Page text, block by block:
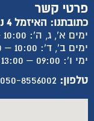
פרטי קשר
כתובתנו: האיזמל 4 נס ציונה
ימים א', ג, ה': 10:00 – 19:00
ימים ב', ד': 10:00 – 18:00
ימי ו': 09:00 – 13:00
טלפון: 050-8556002